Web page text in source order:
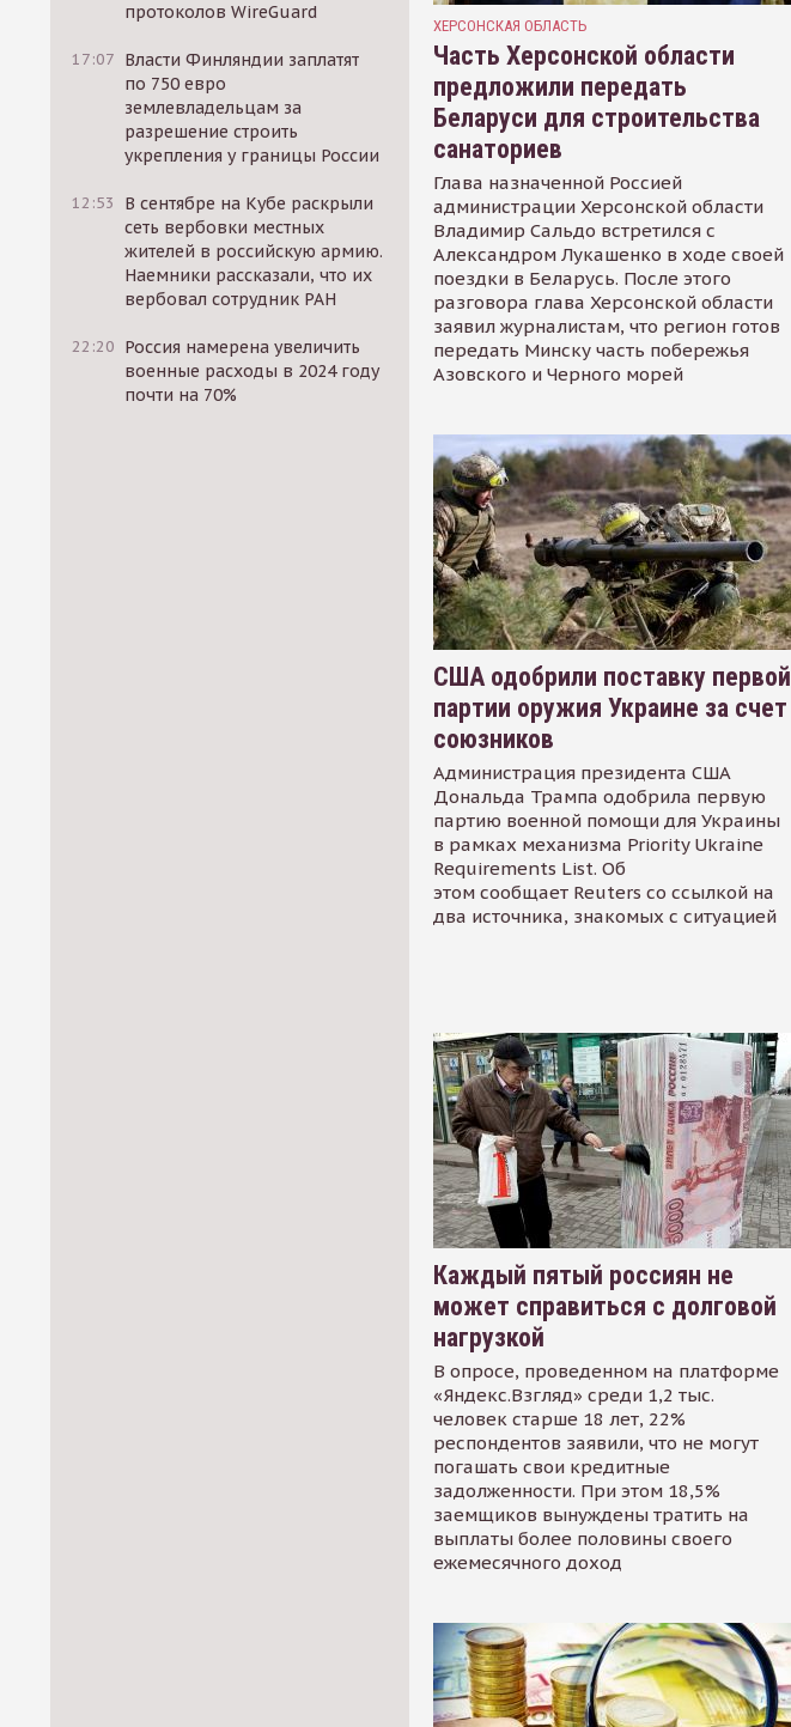
протоколов WireGuard
17:07 Власти Финляндии заплатят
по 750 евро
землевладельцам за
разрешение строить
укрепления у границы России
12:53
В сентябре на Кубе раскрыли
сеть вербовки местных
жителей в российскую армию.
Наемники рассказали, что их
вербовал сотрудник РАН
22:20 Россия намерена увеличить
военные расходы в 2024 году
почти на 70%
ХЕРСОНСКАЯ ОБЛАСТЬ
Часть Херсонской области
предложили передать
Беларуси для строительства
санаториев
Глава назначенной Россией
администрации Херсонской области
Владимир Сальдо встретился с
Александром Лукашенко в ходе своей
поездки в Беларусь. После этого
разговора глава Херсонской области
заявил журналистам, что регион готов
передать Минску часть побережья
Азовского и Черного морей
США одобрили поставку первой
партии оружия Украине за счет
союзников
Администрация президента США
Дональда Трампа одобрила первую
партию военной помощи для Украины
в рамках механизма Priority Ukraine
Requirements List. Об
этом сообщает Reuters со ссылкой на
два источника, знакомых с ситуацией
Каждый пятый россиян не
может справиться с долговой
нагрузкой
В опросе, проведенном на платформе
«Яндекс.Взгляд» среди 1,2 тыс.
человек старше 18 лет, 22%
респондентов заявили, что не могут
погашать свои кредитные
задолженности. При этом 18,5%
заемщиков вынуждены тратить на
выплаты более половины своего
ежемесячного доход